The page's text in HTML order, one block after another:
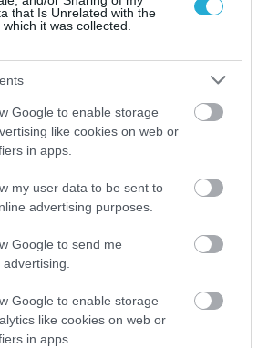
that Is Unrelated with the
it was collected.
Google to enable storage
like cookies on web or
in apps.
my user data to be sent to
advertising purposes.
Google to send me
Google to enable storage
like cookies on web or
in apps.
στον τζίρο της Go